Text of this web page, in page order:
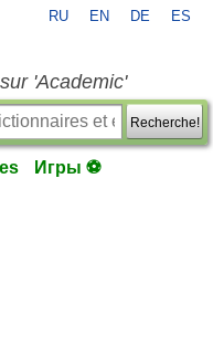
RU EN DE ES
'Academic'
Recherche!
Игры ⚽